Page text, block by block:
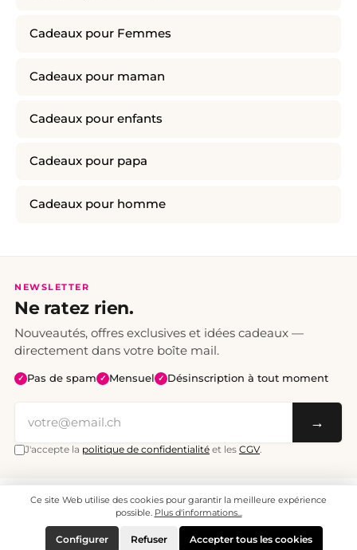
Cadeaux pour Femmes
Cadeaux pour maman
Cadeaux pour enfants
Cadeaux pour papa
Cadeaux pour homme
NEWSLETTER
Ne ratez rien.
Nouveautés, offres exclusives et idées cadeaux —
directement dans votre boîte mail.
✓ Pas de spam ✓ Mensuel ✓ Désinscription à tout moment
→
J'accepte la politique de confidentialité et les CGV.
Tous les prix sont TTC. Frais de port CHF 6.95, livraison gratuite dès CHF 70.
© 2008 - 2026 - enjoymedia.ch - Tous droits réservés.
Ce site Web utilise des cookies pour garantir la meilleure expérience
possible. Plus d'informations...
Refuser
Configurer Accepter tous les cookies